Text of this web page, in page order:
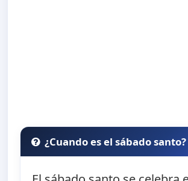
¿Cuando es el sábado santo?